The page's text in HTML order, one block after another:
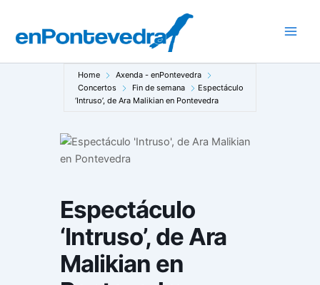
contido
Home
Axenda - enPontevedra
Concertos
Fin de semana
Espectáculo
‘Intruso’, de Ara Malikian en Pontevedra
Espectáculo
‘Intruso’, de Ara
Malikian en